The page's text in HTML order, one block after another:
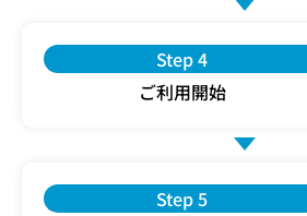
Step 4
ご利用開始
Step 5